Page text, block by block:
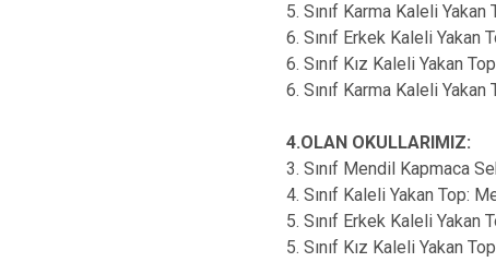
5. Sınıf Karma Kaleli
6. Sınıf Erkek Kaleli Yakan
6. Sınıf Kız Kaleli Yakan
6. Sınıf Karma Kaleli
4.OLAN OKULLARIMIZ:
3. Sınıf Mendil Kapmaca
4. Sınıf Kaleli Yakan Top:
5. Sınıf Erkek Kaleli
5. Sınıf Kız Kaleli Yakan